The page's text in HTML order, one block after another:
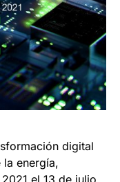
digital
energía,